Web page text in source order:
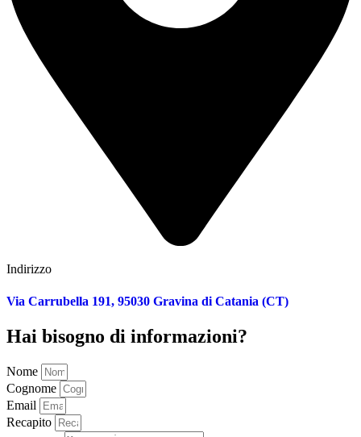
Indirizzo
Via Carrubella 191, 95030 Gravina di Catania (CT)
Hai bisogno di informazioni?
Nome
Cognome
Email
Recapito